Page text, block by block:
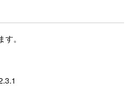
。